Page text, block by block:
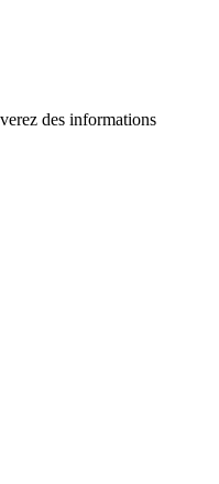
des informations